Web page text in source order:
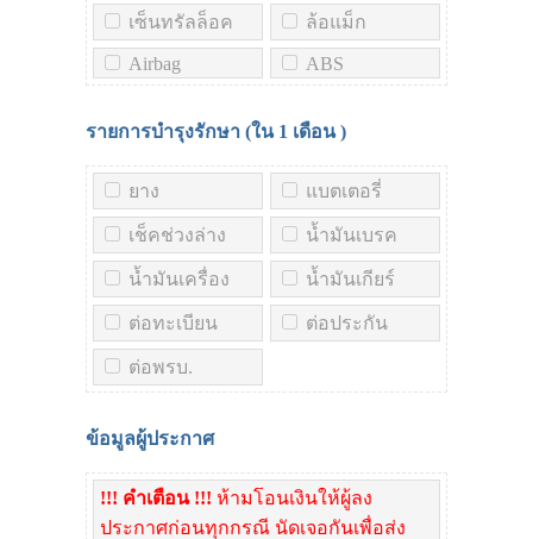
เซ็นทรัลล็อค ล้อแม็ก
Airbag ABS
รายการบำรุงรักษา (ใน 1 เดือน)
ยาง แบตเตอรี่
เช็คช่วงล่าง น้ำมันเบรค
น้ำมันเครื่อง น้ำมันเกียร์
ต่อทะเบียน ต่อประกัน
ต่อพรบ.
ข้อมูลผู้ประกาศ
!!! คำเตือน !!! ห้ามโอนเงินให้ผู้ลง
ประกาศก่อนทุกกรณี นัดเจอกันเพื่อส่ง